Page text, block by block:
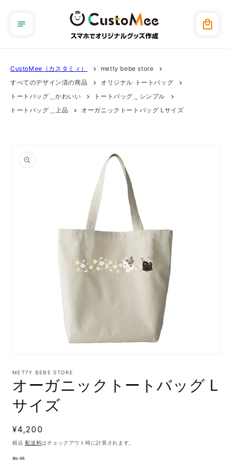
進む
ー
CustoMee（カスタミィ）
metty bebe store
すべてのデザイン済の商品
オリジナル トートバッグ
トートバッグ＿かわいい
トートバッグ＿シンプル
トートバッグ＿上品
オーガニックトートバッグ Lサイズ
報にス
キップ
ダ
ル
で
メ
デ
ア
(1)
開
METTY BEBE STORE
オーガニックトートバッグ L
サイズ
通
常
価
¥4,200
税込配送料はチェックアウト時に計算されます。